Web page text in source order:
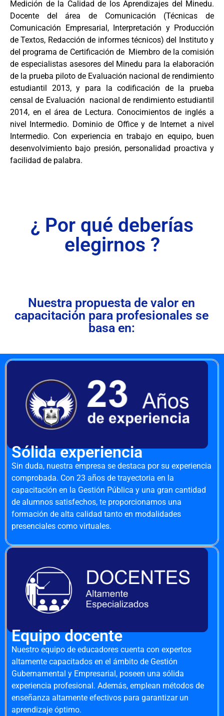
Medición de la Calidad de los Aprendizajes del Minedu.
Docente del área de Comunicación (Técnicas de
Comunicación Empresarial, Interpretación y Producción
de Textos, Redacción de informes técnicos) del Instituto y
del programa de Certificación de Miembro de la comisión
de especialistas asesores del Minedu para la elaboración
de la prueba piloto de Evaluación nacional de rendimiento
estudiantil 2013, y para la codificación de la prueba
censal de Evaluación nacional de rendimiento estudiantil
2014, en el área de Lectura. Conocimientos de inglés a
nivel Intermedio. Dominio de Office y de Internet a nivel
Intermedio. Con experiencia en trabajo en equipo, buen
desenvolvimiento bajo presión, personalidad proactiva y
facilidad de palabra.
¿ Por qué deberías
elegirnos ?
Nuestra propuesta de valor en
capacitación para profesionales se
basa en:
Sólida experiencia
Sin duda, nuestra empresa se destaca por su experiencia
comprobada. Con 23 años de trayectoria en la
capacitación en la Gestión Pública y una gran cantidad
de alumnos satisfechos, te proporcionamos una
formación de alta calidad tanto en modalidades
presenciales como virtuales.
Equipo docente
Nuestro equipo de educadores cuenta con expertos
altamente capacitados en el ámbito de Gestión
Gubernamental y Empresarial, poseen una sólida
experiencia profesional. Además, emplean métodos de
enseñanza altamente efectivos para garantizar un
aprendizaje óptimo.